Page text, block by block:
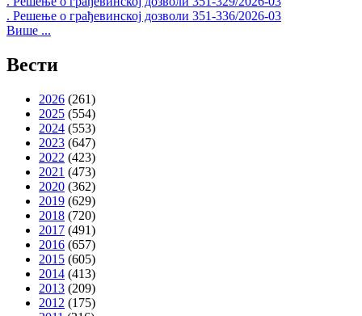
. Решење о грађевинској дозволи 351-336/2026-03
Више ...
Вести
2026 (261)
2025 (554)
2024 (553)
2023 (647)
2022 (423)
2021 (473)
2020 (362)
2019 (629)
2018 (720)
2017 (491)
2016 (657)
2015 (605)
2014 (413)
2013 (209)
2012 (175)